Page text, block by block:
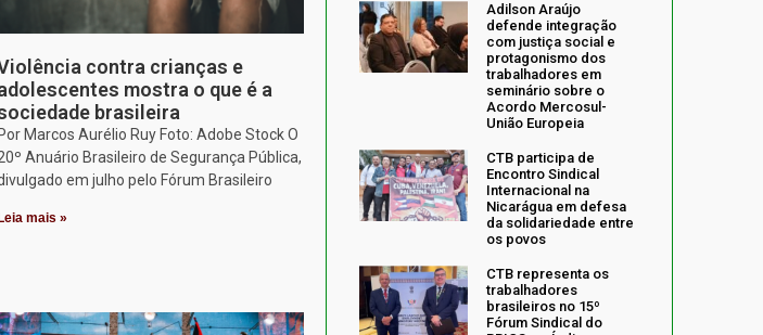
contra crianças e
mostra o que é a
brasileira
Por Marcos Aurélio Ruy Foto: Adobe Stock O
Anuário Brasileiro de Segurança Pública,
em julho pelo Fórum Brasileiro
Leia mais »
Adilson Araújo
defende integração
com justiça social e
protagonismo dos
trabalhadores em
seminário sobre o
Acordo Mercosul-
União Europeia
CTB participa de
Encontro Sindical
Internacional na
Nicarágua em defesa
da solidariedade entre
os povos
CTB representa os
trabalhadores
brasileiros no 15º
Fórum Sindical do